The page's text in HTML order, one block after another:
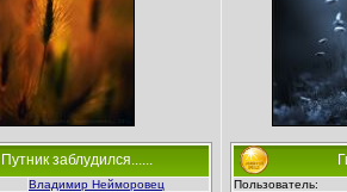
Путник заблудился......
Владимир Нейморовец Пользователь: